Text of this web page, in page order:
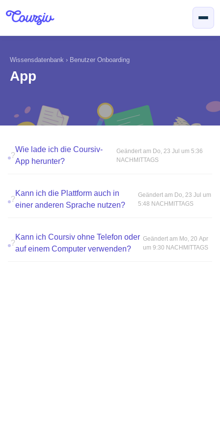
Wissensdatenbank › Benutzer Onboarding
App
?
Wie lade ich die Coursiv-
App herunter?
Geändert am Do, 23 Jul um 5:36
NACHMITTAGS
?
Kann ich die Plattform auch in
einer anderen Sprache nutzen?
Geändert am Do, 23 Jul um
5:48 NACHMITTAGS
?
Kann ich Coursiv ohne Telefon oder
auf einem Computer verwenden?
Geändert am Mo, 20 Apr
um 9:30 NACHMITTAGS